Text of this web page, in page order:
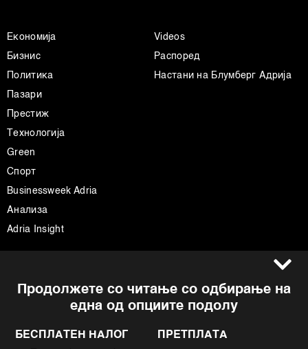
Продолжете со читање со одбирање на
една од опциите подолу
БЕСПЛАТЕН НАЛОГ ПРЕТПЛАТА
Економија
Бизнис
Политика
Пазари
Престиж
Технологија
Green
Спорт
Businessweek Adria
Анализа
Adria Insight
Videos
Распоред
Настани на Блумберг Адрија
Импресум
Политика на приватност
Facebook
Instagram